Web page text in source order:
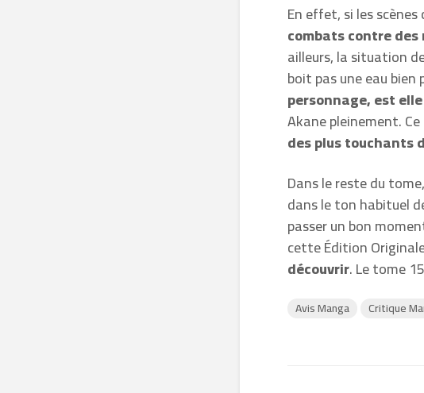
En effet, si les
combats contre
ailleurs, la situation
boit pas une eau
personnage, est
Akane pleinement.
des plus touchants
Dans le reste du
dans le ton habituel
passer un bon
cette Édition
découvrir. Le tome
Avis Manga Critique